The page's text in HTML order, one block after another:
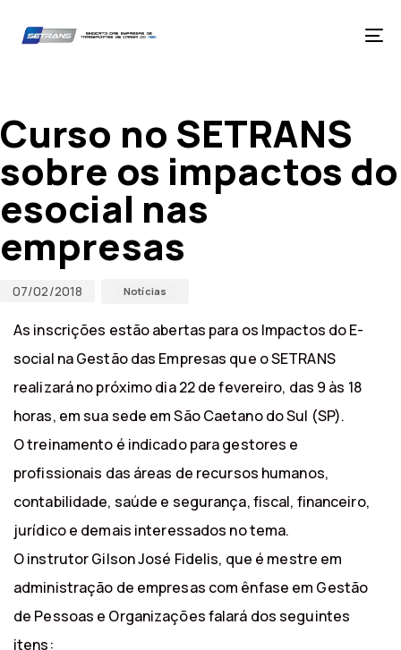
primary
Curso no SETRANS
sobre os impactos do
esocial nas
empresas
07/02/2018 Notícias
As inscrições estão abertas para os Impactos do E-
social na Gestão das Empresas que o SETRANS
realizará no próximo dia 22 de fevereiro, das 9 às 18
horas, em sua sede em São Caetano do Sul (SP).
O treinamento é indicado para gestores e
profissionais das áreas de recursos humanos,
contabilidade, saúde e segurança, fiscal, financeiro,
jurídico e demais interessados no tema.
O instrutor Gilson José Fidelis, que é mestre em
administração de empresas com ênfase em Gestão
de Pessoas e Organizações falará dos seguintes
itens: